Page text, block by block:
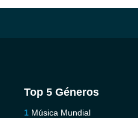
Top 5 Géneros
Música Mundial